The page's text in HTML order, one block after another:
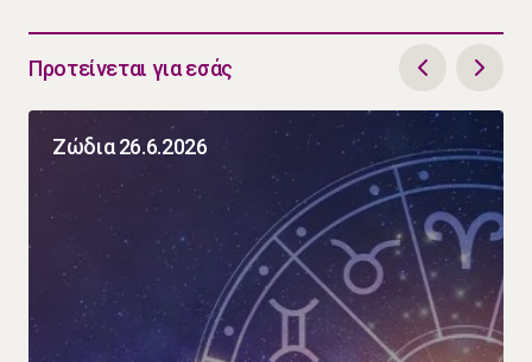
Προτείνεται για εσάς
Ζώδια 26.6.2026